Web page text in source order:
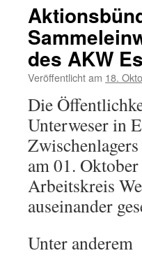
des AKW
Veröffentlicht am 18.
Die
Unterweser in
am 01.
Arbeitskreis
auseinander
Unter